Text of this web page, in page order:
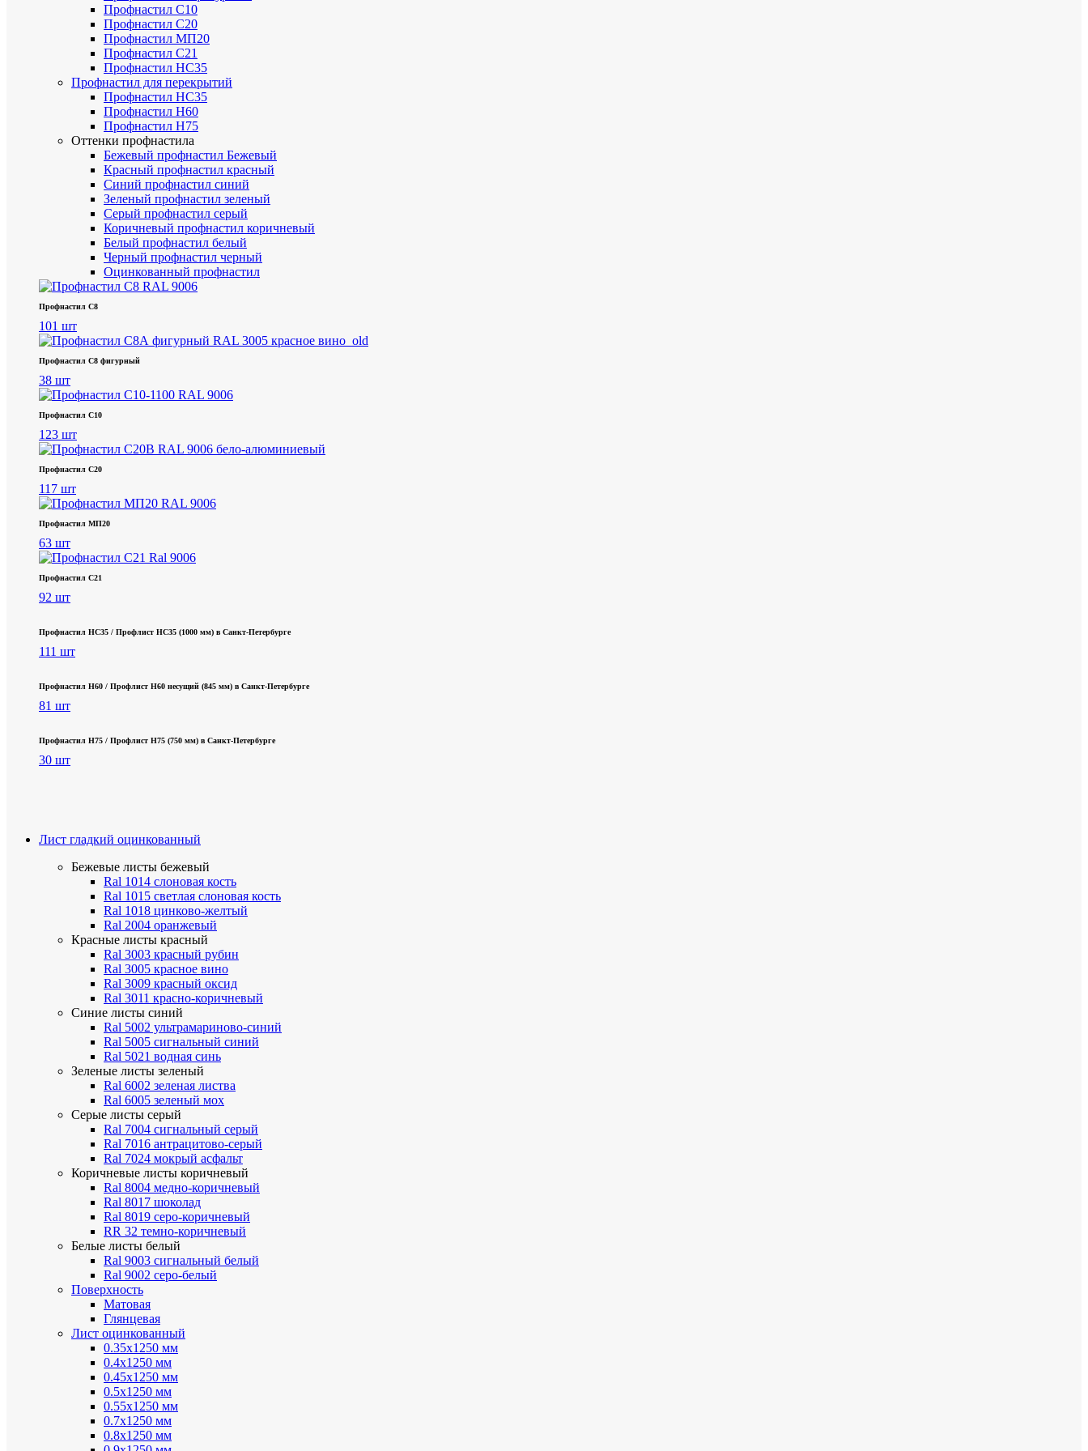
Профнастил С10
Профнастил С20
Профнастил МП20
Профнастил С21
Профнастил НС35
Профнастил для перекрытий
Профнастил НС35
Профнастил Н60
Профнастил Н75
Оттенки профнастила
Бежевый профнастил Бежевый
Красный профнастил красный
Синий профнастил синий
Зеленый профнастил зеленый
Серый профнастил серый
Коричневый профнастил коричневый
Белый профнастил белый
Черный профнастил черный
Оцинкованный профнастил
Профнастил С8
101 шт
Профнастил С8 фигурный
38 шт
Профнастил С10
123 шт
Профнастил С20
117 шт
Профнастил МП20
63 шт
Профнастил С21
92 шт
Профнастил НС35 / Профлист НС35 (1000 мм) в Санкт‑Петербурге
111 шт
Профнастил Н60 / Профлист Н60 несущий (845 мм) в Санкт-Петербурге
81 шт
Профнастил Н75 / Профлист Н75 (750 мм) в Санкт-Петербурге
30 шт
Лист гладкий оцинкованный
Бежевые листы бежевый
Ral 1014 слоновая кость
Ral 1015 светлая слоновая кость
Ral 1018 цинково-желтый
Ral 2004 оранжевый
Красные листы красный
Ral 3003 красный рубин
Ral 3005 красное вино
Ral 3009 красный оксид
Ral 3011 красно-коричневый
Синие листы синий
Ral 5002 ультрамариново-синий
Ral 5005 сигнальный синий
Ral 5021 водная синь
Зеленые листы зеленый
Ral 6002 зеленая листва
Ral 6005 зеленый мох
Серые листы серый
Ral 7004 сигнальный серый
Ral 7016 антрацитово-серый
Ral 7024 мокрый асфальт
Коричневые листы коричневый
Ral 8004 медно-коричневый
Ral 8017 шоколад
Ral 8019 серо-коричневый
RR 32 темно-коричневый
Белые листы белый
Ral 9003 сигнальный белый
Ral 9002 серо-белый
Поверхность
Матовая
Глянцевая
Лист оцинкованный
0.35х1250 мм
0.4х1250 мм
0.45х1250 мм
0.5х1250 мм
0.55х1250 мм
0.7х1250 мм
0.8х1250 мм